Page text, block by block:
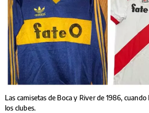
Las camisetas de Boca y River de 1986, cuando
los clubes.